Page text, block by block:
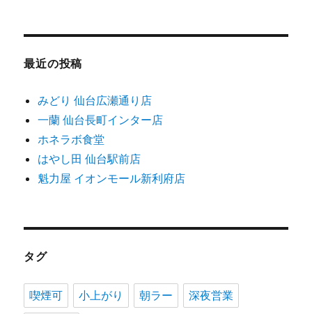
最近の投稿
みどり 仙台広瀬通り店
一蘭 仙台長町インター店
ホネラボ食堂
はやし田 仙台駅前店
魁力屋 イオンモール新利府店
タグ
喫煙可 小上がり 朝ラー 深夜営業